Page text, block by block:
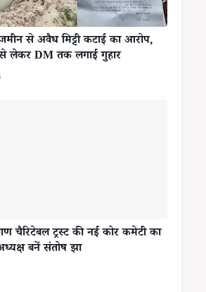
से अवैध मिट्टी कटाई का आरोप,
से लेकर DM तक लगाई गुहार
चैरिटेबल ट्रस्ट की नई कोर कमेटी का
बनें संतोष झा